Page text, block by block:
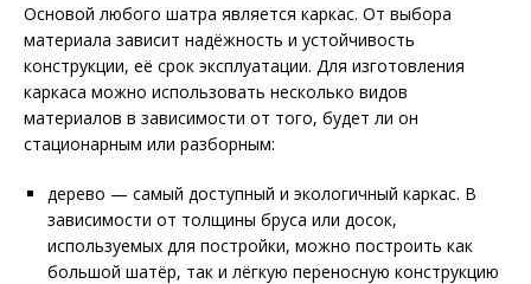
Основой любого шатра является каркас. От выбора
материала зависит надёжность и устойчивость
конструкции, её срок эксплуатации. Для изготовления
каркаса можно использовать несколько видов
материалов в зависимости от того, будет ли он
стационарным или разборным:
дерево — самый доступный и экологичный каркас. В
зависимости от толщины бруса или досок,
используемых для постройки, можно построить как
большой шатёр, так и лёгкую переносную конструкцию